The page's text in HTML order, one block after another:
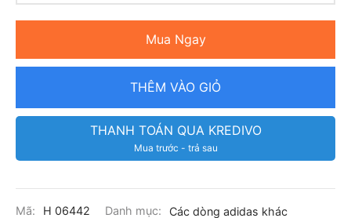
Mua Ngay
THÊM VÀO GIỎ
THANH TOÁN QUA KREDIVO
Mua trước - trả sau
Mã: H 06442 Danh mục:
Các dòng adidas khác